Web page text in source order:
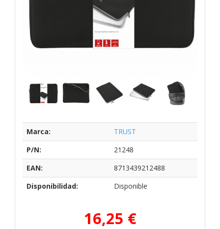
Marca:
TRUST
P/N:
21248
EAN:
8713439212488
Disponibilidad:
Disponible
16,25 €